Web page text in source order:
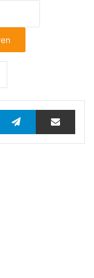
TelegramTeilen via E-Mail